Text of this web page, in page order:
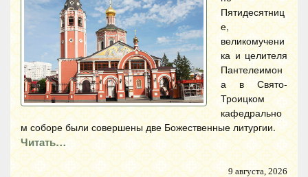
Пятидесятниц
е,
великомучени
ка и целителя
Пантелеимон
а в Свято-
Троицком
кафедрально
м соборе были совершены две Божественные литургии.
Читать…
9 августа, 2026